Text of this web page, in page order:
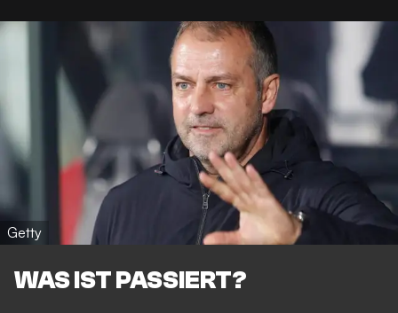
Getty
WAS IST PASSIERT?